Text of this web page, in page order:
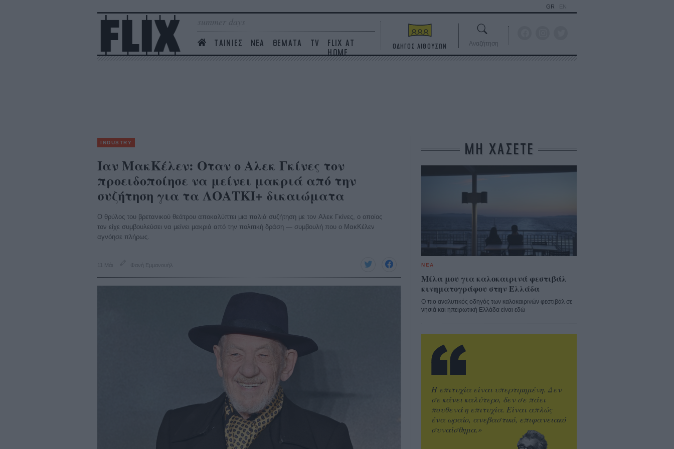
summer days
ΤΑΙΝΙΕΣ ΝΕΑ ΘΕΜΑΤΑ TV
FLIX AT
HOME
GR EN
ΟΔΗΓΟΣ ΑΙΘΟΥΣΩΝ Αναζήτηση
INDUSTRY
Ιαν ΜακΚέλεν: Οταν ο Αλεκ Γκίνες τον
προειδοποίησε να μείνει μακριά από την
συζήτηση για τα ΛΟΑΤΚΙ+ δικαιώματα
Ο θρύλος του βρετανικού θεάτρου αποκαλύπτει μια παλιά συζήτηση με τον Aλεκ Γκίνες, ο οποίος
τον είχε συμβουλεύσει να μείνει μακριά από την πολιτική δράση — συμβουλή που ο ΜακΚέλεν
αγνόησε πλήρως.
11 Μάι Φανή Εμμανουήλ
ΜΗ ΧΑΣΕΤΕ
ΝΕΑ
Μίλα μου για καλοκαιρινά φεστιβάλ
κινηματογράφου στην Ελλάδα
Ο πιο αναλυτικός οδηγός των καλοκαιρινών φεστιβάλ σε
νησιά και ηπειρωτική Ελλάδα είναι εδώ
Η επιτυχία είναι υπερτιμημένη. Δεν
σε κάνει καλύτερο, δεν σε πάει
πουθενά η επιτυχία. Είναι απλώς
ένα ωραίο, ανεβαστικό, επιφανειακό
συναίσθημα.»